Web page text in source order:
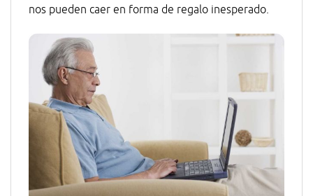
nos pueden caer en forma de regalo inesperado.